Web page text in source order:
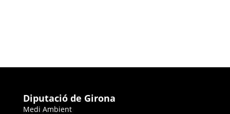
Diputació de Girona
Medi Ambient